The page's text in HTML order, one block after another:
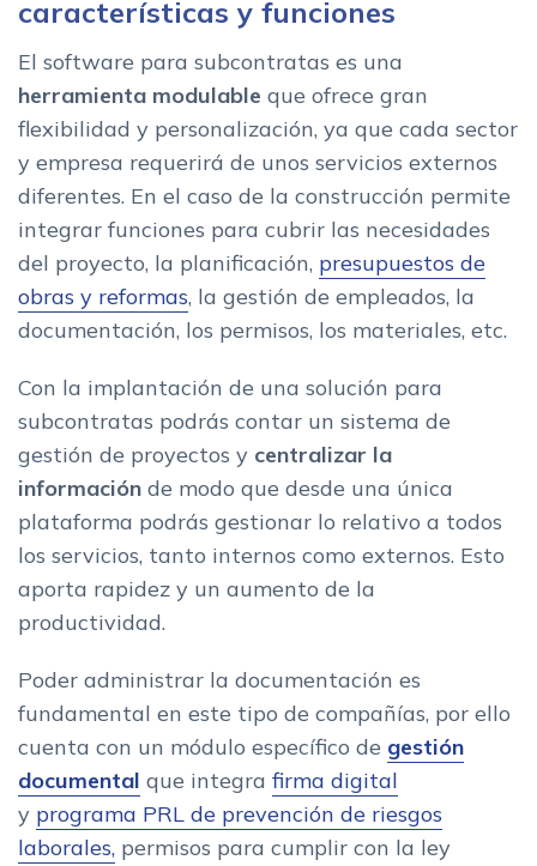
características y funciones
El software para subcontratas es una
herramienta modulable que ofrece gran
flexibilidad y personalización, ya que cada sector
y empresa requerirá de unos servicios externos
diferentes. En el caso de la construcción permite
integrar funciones para cubrir las necesidades
del proyecto, la planificación, presupuestos de
obras y reformas, la gestión de empleados, la
documentación, los permisos, los materiales, etc.
Con la implantación de una solución para
subcontratas podrás contar un sistema de
gestión de proyectos y centralizar la
información de modo que desde una única
plataforma podrás gestionar lo relativo a todos
los servicios, tanto internos como externos. Esto
aporta rapidez y un aumento de la
productividad.
Poder administrar la documentación es
fundamental en este tipo de compañías, por ello
cuenta con un módulo específico de gestión
documental que integra firma digital
y programa PRL de prevención de riesgos
laborales, permisos para cumplir con la ley